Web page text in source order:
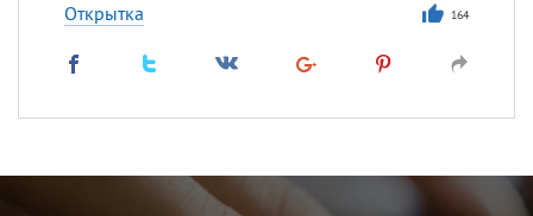
Открытка 164